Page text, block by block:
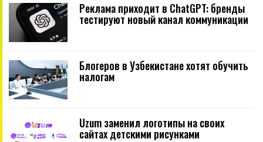
Реклама приходит в ChatGPT: бренды
тестируют новый канал коммуникации
Блогеров в Узбекистане хотят обучить
налогам
Uzum заменил логотипы на своих
сайтах детскими рисунками